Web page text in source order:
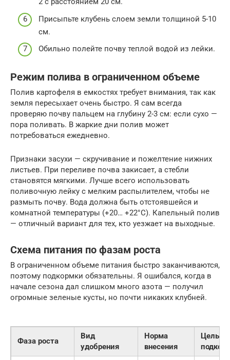
Присыпьте клубень слоем земли толщиной 5-10
см.
Обильно полейте почву теплой водой из лейки.
Режим полива в ограниченном объеме
Полив картофеля в емкостях требует внимания, так как
земля пересыхает очень быстро. Я сам всегда
проверяю почву пальцем на глубину 2-3 см: если сухо —
пора поливать. В жаркие дни полив может
потребоваться ежедневно.
Признаки засухи — скручивание и пожелтение нижних
листьев. При переливе почва закисает, а стебли
становятся мягкими. Лучше всего использовать
поливочную лейку с мелким распылителем, чтобы не
размыть почву. Вода должна быть отстоявшейся и
комнатной температуры (+20… +22°C). Капельный полив
— отличный вариант для тех, кто уезжает на выходные.
Схема питания по фазам роста
В ограниченном объеме питания быстро заканчиваются,
поэтому подкормки обязательны. Я ошибался, когда в
начале сезона дал слишком много азота — получил
огромные зеленые кусты, но почти никаких клубней.
Фаза роста
Вид
удобрения
Норма
внесения
Цель